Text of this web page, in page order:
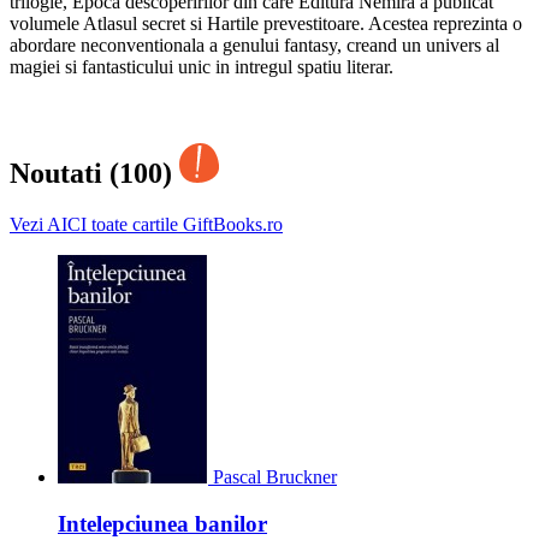
volumele Atlasul secret si Hartile prevestitoare. Acestea reprezinta o
abordare neconventionala a genului fantasy, creand un univers al
magiei si fantasticului unic in intregul spatiu literar.
Noutati (100)
Vezi AICI toate cartile GiftBooks.ro
Pascal Bruckner
Intelepciunea banilor